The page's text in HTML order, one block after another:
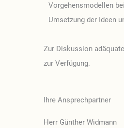
Vorgehensmodellen
Umsetzung der Ideen
Zur Diskussion
zur Verfügung.
Ihre Ansprechpartner
Herr Günther Widmann